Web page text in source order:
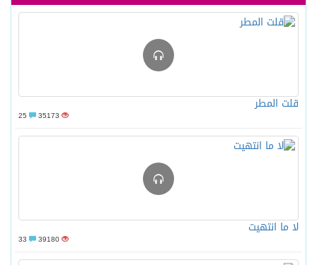
قلت المطر
35173
لا ما انتهيت
39180